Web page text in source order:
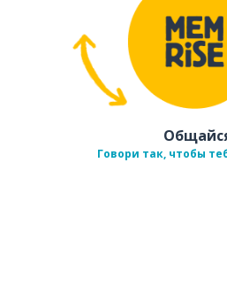
Говори так, чтобы